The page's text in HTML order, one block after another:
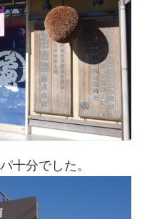
十分でした。